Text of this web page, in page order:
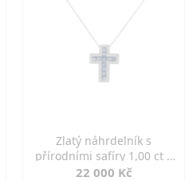
Zlatý náhrdelník s
přírodními safíry 1,00 ct a
diamanty
22 000 Kč